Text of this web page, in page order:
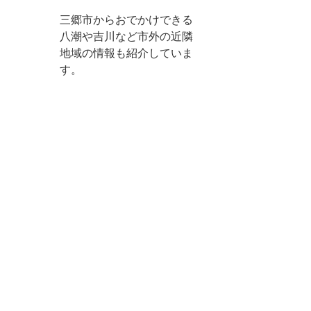
三郷市からおでかけできる
八潮や吉川など市外の近隣
地域の情報も紹介していま
す。